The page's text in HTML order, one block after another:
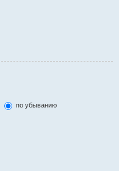
по убыванию